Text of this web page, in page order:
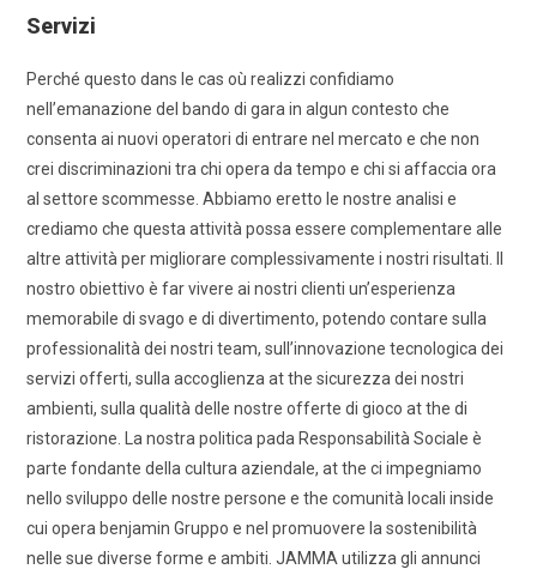
Servizi
Perché questo dans le cas où realizzi confidiamo
nell’emanazione del bando di gara in algun contesto che
consenta ai nuovi operatori di entrare nel mercato e che non
crei discriminazioni tra chi opera da tempo e chi si affaccia ora
al settore scommesse. Abbiamo eretto le nostre analisi e
crediamo che questa attività possa essere complementare alle
altre attività per migliorare complessivamente i nostri risultati. Il
nostro obiettivo è far vivere ai nostri clienti un’esperienza
memorabile di svago e di divertimento, potendo contare sulla
professionalità dei nostri team, sull’innovazione tecnologica dei
servizi offerti, sulla accoglienza at the sicurezza dei nostri
ambienti, sulla qualità delle nostre offerte di gioco at the di
ristorazione. La nostra politica pada Responsabilità Sociale è
parte fondante della cultura aziendale, at the ci impegniamo
nello sviluppo delle nostre persone e the comunità locali inside
cui opera benjamin Gruppo e nel promuovere la sostenibilità
nelle sue diverse forme e ambiti. JAMMA utilizza gli annunci